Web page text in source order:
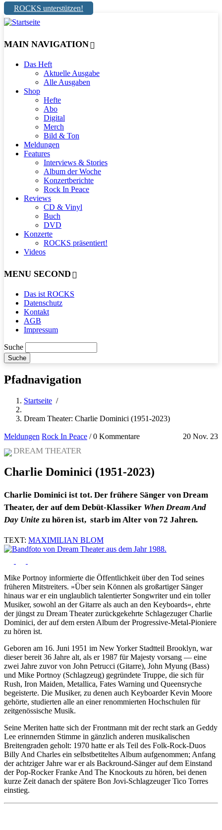
ROCKS unterstützen!
MAIN NAVIGATION
Das Heft
Aktuelle Ausgabe
Alle Ausgaben
Shop
Hefte
Abo
Digital
Merch
Bild & Ton
Meldungen
Features
Interviews & Stories
Album der Woche
Konzertberichte
Rock In Peace
Reviews
CD & Vinyl
Buch
DVD
Konzerte
ROCKS präsentiert!
Videos
MENU SECOND
Das ist ROCKS
Datenschutz
Kontakt
AGB
Impressum
Suche
Pfadnavigation
Startseite /
Dream Theater: Charlie Dominici (1951-2023)
Meldungen Rock In Peace 20 Nov. 23
/0 Kommentare
DREAM THEATER
Charlie Dominici (1951-2023)
Charlie Dominici ist tot. Der frühere Sänger von Dream
Theater, der auf dem Debüt-Klassiker When Dream And
Day Unite zu hören ist, starb im Alter von 72 Jahren.
TEXT: MAXIMILIAN BLOM
Mike Portnoy informierte die Öffentlichkeit über den Tod seines
früheren Mitstreiters. »Über sein Können als großartiger Sänger
hinaus war er ein unglaublich talentierter Songwriter und ein toller
Musiker, sowohl an der Gitarre als auch an den Keyboards«, ehrte
der jüngst zu Dream Theater zurückgekehrte Schlagezuger Charlie
Dominici, der auf dem ersten Album der Progressive-Metal-Pioniere
zu hören ist.
Geboren am 16. Juni 1951 im New Yorker Stadtteil Brooklyn, war
dieser bereit 36 Jahre alt, als er 1987 für Majesty vorsang — eine
zwei Jahre zuvor von John Petrucci (Gitarre), John Myung (Bass)
und Mike Portnoy (Schlagzeug) gegründete Truppe, die sich für
Rush, Iron Maiden, Metallica, Fates Warning und Queensryche
begeisterte. Die Musiker, zu denen auch Keyboarder Kevin Moore
gehörte, studierten alle an einer renommierten Hochschulen für
zeitgenössische Musik.
Seine Meriten hatte sich der Frontmann mit der recht stark an Geddy
Lee erinnernden Stimme in gänzlich anderen musikalischen
Breitengraden geholt: 1970 hatte er als Teil des Folk-Rock-Duos
Billy And Charles ein selbstbetiteltes Album aufgenommen; Anfang
der achtziger Jahre war er als Backround-Sänger auf dem Einstand
der Pop-Rocker Franke And The Knockouts zu hören, bei denen
kurze Zeit danach der spätere Bon Jovi-Schlagzeuger Tico Torres
einstieg.